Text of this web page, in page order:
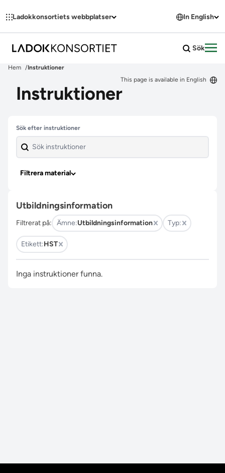
Ladokkonsortiets webbplatser In English
Sök
Hem
Instruktioner
This page is available in English
Instruktioner
Hoppa över filter
Sök efter instruktioner
Filtrera material
Utbildningsinformation
Filtrerat på: Ämne:Utbildningsinformation Typ:
Etikett:HST
Inga instruktioner funna.